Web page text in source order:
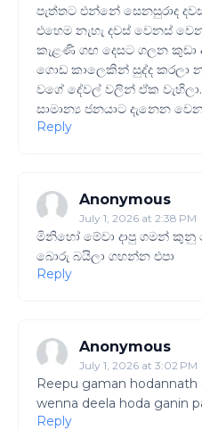
පැත්තට එන්නේ සෙනසුරාද
එහෙම නැහැ දවස් වෙනස්
කැළණි ගඟ දෙසට ගලන කුඩා
ගොඩ කාලෙකින් සුද්ද කරලා
වගේ දේවල් වලින් ඒක
සාමාන්‍ය ජනයාට දැනෙන
Reply
Anonymous
July 1, 2026 at 2:38 PM
මිනිහෝ මේවා දාපු ගමන්
බොරු බයිලා ගහන්න එපා
Reply
Anonymous
July 1, 2026 at 3:02 PM
Reepu gaman hodannath
wenna deela hoda ganin
Reply